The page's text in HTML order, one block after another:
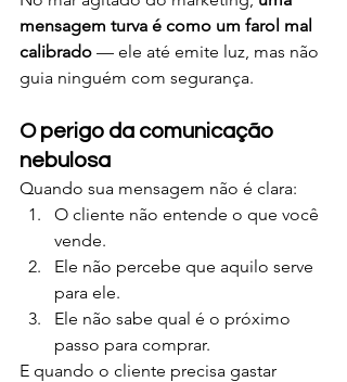
mensagem turva é como um farol mal
calibrado — ele até emite luz, mas não
guia ninguém com segurança.
O perigo da comunicação
nebulosa
Quando sua mensagem não é clara:
O cliente não entende o que você
vende.
Ele não percebe que aquilo serve
para ele.
Ele não sabe qual é o próximo
passo para comprar.
E quando o cliente precisa gastar